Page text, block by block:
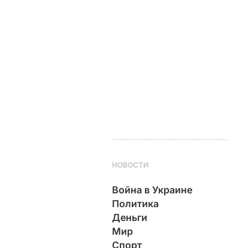
НОВОСТИ
Война в Украине
Политика
Деньги
Мир
Спорт